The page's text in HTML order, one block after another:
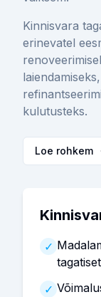
Kinnisvara
erinevatel
kulutusteks.
Loe rohkem
✓
✓